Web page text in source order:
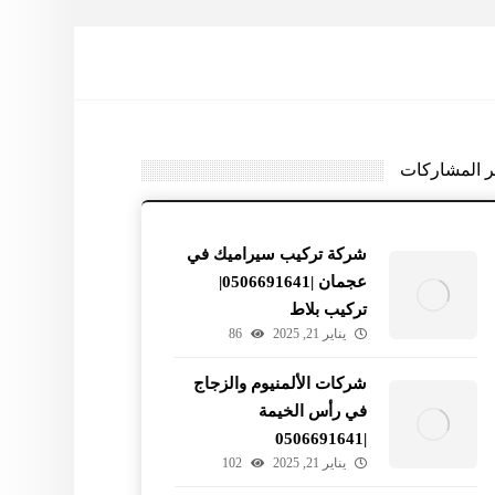
المشاركات
شركة تركيب سيراميك في
عجمان |0506691641|
تركيب بلاط
يناير 21, 2025 86
شركات الألمنيوم والزجاج
في رأس الخيمة
|0506691641
يناير 21, 2025 102